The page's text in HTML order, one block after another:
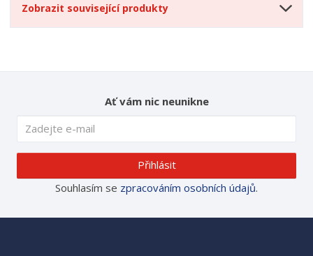
Zobrazit související produkty
Ať vám nic neunikne
Přihlásit
Souhlasím se zpracováním osobních údajů.